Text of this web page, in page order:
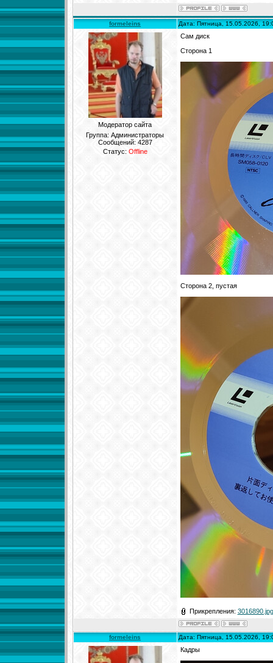
formeleins Дата: Пятница, 15.05.2026,
Модератор сайта
Группа: Администраторы
Сообщений: 4287
Статус: Offline
Сам диск
Сторона 1
Сторона 2, пустая
Прикрепления: 3016890.jpg
formeleins Дата: Пятница, 15.05.2026,
Кадры